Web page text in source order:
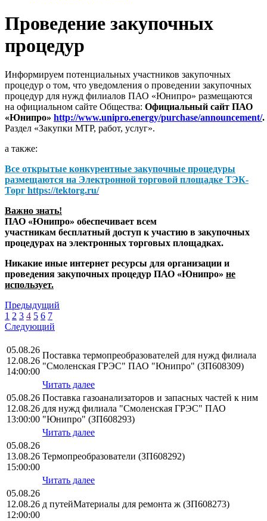
Проведение закупочных
процедур
Информируем потенциальных участников закупочных
процедур о том, что уведомления о проведении закупочных
процедур для нужд филиалов ПАО «Юнипро» размещаются
на официальном сайте Общества: Официальный сайт ПАО
«Юнипро» http://www.unipro.energy/purchase/announcement/.
Раздел «Закупки МТР, работ, услуг».
а также:
Все открытые конкурентные закупочные процедуры
размещаются на Электронной торговой площадке ТЭК-
Торг https://tektorg.ru/
Важно знать!
ПАО «Юнипро» обеспечивает всем
участникам бесплатный доступ к участию в закупочных
процедурах на электронных торговых площадках.
Никакие иные интернет ресурсы для организации и
проведения закупочных процедур ПАО «Юнипро» не
использует.
Предыдущий
1 2 3 4 5 6 7
Следующий
05.08.26
12.08.26
14:00:00
Поставка термопреобразователей для нужд филиала
"Смоленская ГРЭС" ПАО "Юнипро" (ЗП608309)
Читать далее
05.08.26
12.08.26
13:00:00
Поставка газоанализаторов и запасных частей к ним
для нужд филиала "Смоленская ГРЭС" ПАО
"Юнипро" (ЗП608293)
Читать далее
05.08.26
13.08.26
15:00:00
Термопреобразователи (ЗП608292)
Читать далее
05.08.26
12.08.26
12:00:00
д путейМатериалы для ремонта ж (ЗП608273)